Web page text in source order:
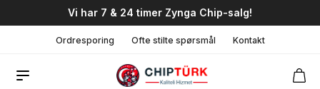
Vi har 7 & 24 timer Zynga Chip-salg!
Ordresporing Ofte stilte spørsmål Kontakt